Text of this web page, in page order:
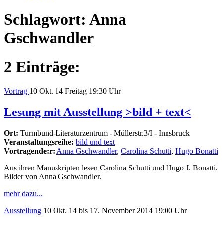
Schlagwort: Anna
Gschwandler
2 Einträge:
Vortrag 10 Okt. 14 Freitag 19:30 Uhr
Lesung mit Ausstellung >bild + text<
Ort: Turmbund-Literaturzentrum - Müllerstr.3/I - Innsbruck
Veranstaltungsreihe: bild und text
Vortragende:r: Anna Gschwandler, Carolina Schutti, Hugo Bonatti
Aus ihren Manuskripten lesen Carolina Schutti und Hugo J. Bonatti.
Bilder von Anna Gschwandler.
mehr dazu...
Ausstellung 10 Okt. 14 bis 17. November 2014 19:00 Uhr